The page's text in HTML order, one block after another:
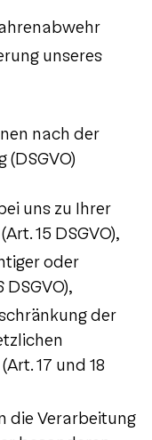
unseres
nach der
uns zu Ihrer
15 DSGVO),
oder
der
17 und 18
die Verarbeitung